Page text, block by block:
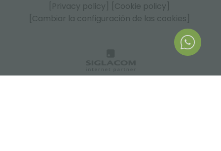
[Privacy policy]
[Cookie policy]
[Cambiar la configuración de las cookies]